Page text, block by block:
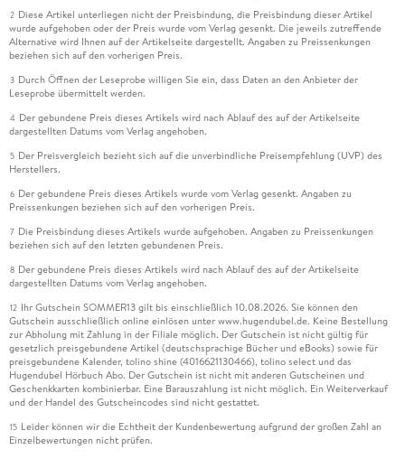
2 Diese Artikel unterliegen nicht der Preisbindung, die Preisbindung dieser Artikel
wurde aufgehoben oder der Preis wurde vom Verlag gesenkt. Die jeweils zutreffende
Alternative wird Ihnen auf der Artikelseite dargestellt. Angaben zu Preissenkungen
beziehen sich auf den vorherigen Preis.
3 Durch Öffnen der Leseprobe willigen Sie ein, dass Daten an den Anbieter der
Leseprobe übermittelt werden.
4 Der gebundene Preis dieses Artikels wird nach Ablauf des auf der Artikelseite
dargestellten Datums vom Verlag angehoben.
5 Der Preisvergleich bezieht sich auf die unverbindliche Preisempfehlung (UVP) des
Herstellers.
6 Der gebundene Preis dieses Artikels wurde vom Verlag gesenkt. Angaben zu
Preissenkungen beziehen sich auf den vorherigen Preis.
7 Die Preisbindung dieses Artikels wurde aufgehoben. Angaben zu Preissenkungen
beziehen sich auf den letzten gebundenen Preis.
8 Der gebundene Preis dieses Artikels wird nach Ablauf des auf der Artikelseite
dargestellten Datums vom Verlag angehoben.
12 Ihr Gutschein SOMMER13 gilt bis einschließlich 10.08.2026. Sie können den
Gutschein ausschließlich online einlösen unter www.hugendubel.de. Keine Bestellung
zur Abholung mit Zahlung in der Filiale möglich. Der Gutschein ist nicht gültig für
gesetzlich preisgebundene Artikel (deutschsprachige Bücher und eBooks) sowie für
preisgebundene Kalender, tolino shine (4016621130466), tolino select und das
Hugendubel Hörbuch Abo. Der Gutschein ist nicht mit anderen Gutscheinen und
Geschenkkarten kombinierbar. Eine Barauszahlung ist nicht möglich. Ein Weiterverkauf
und der Handel des Gutscheincodes sind nicht gestattet.
15 Leider können wir die Echtheit der Kundenbewertung aufgrund der großen Zahl an
Einzelbewertungen nicht prüfen.